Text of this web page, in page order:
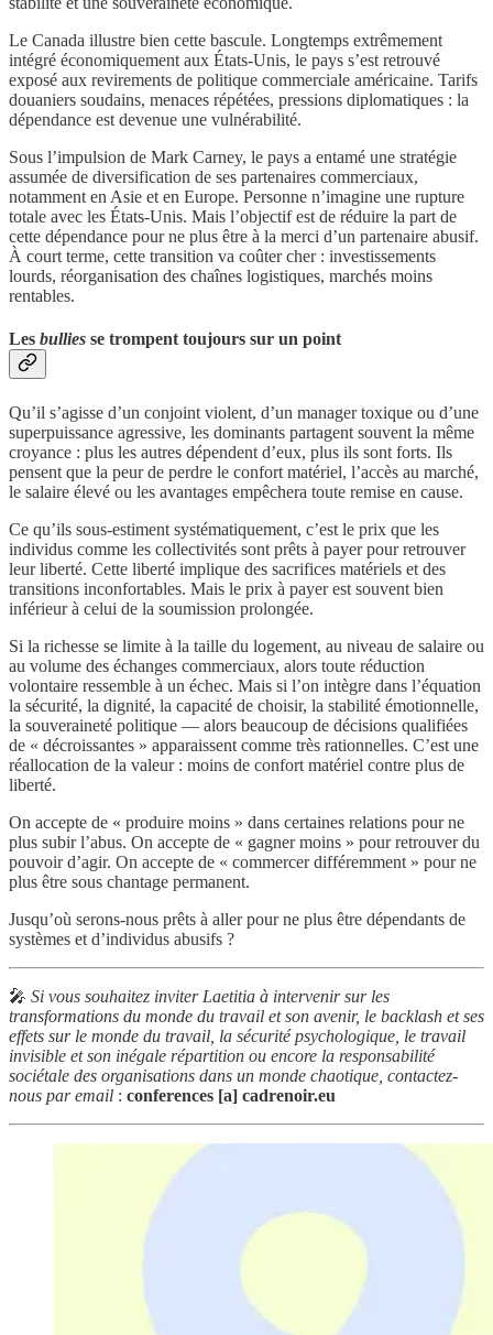
Le Canada illustre bien cette bascule. Longtemps extrêmement
intégré économiquement aux États-Unis, le pays s’est retrouvé
exposé aux revirements de politique commerciale américaine. Tarifs
douaniers soudains, menaces répétées, pressions diplomatiques : la
dépendance est devenue une vulnérabilité.
Sous l’impulsion de Mark Carney, le pays a entamé une stratégie
assumée de diversification de ses partenaires commerciaux,
notamment en Asie et en Europe. Personne n’imagine une rupture
totale avec les États-Unis. Mais l’objectif est de réduire la part de
cette dépendance pour ne plus être à la merci d’un partenaire abusif.
À court terme, cette transition va coûter cher : investissements
lourds, réorganisation des chaînes logistiques, marchés moins
rentables.
Les bullies se trompent toujours sur un point
Qu’il s’agisse d’un conjoint violent, d’un manager toxique ou d’une
superpuissance agressive, les dominants partagent souvent la même
croyance : plus les autres dépendent d’eux, plus ils sont forts. Ils
pensent que la peur de perdre le confort matériel, l’accès au marché,
le salaire élevé ou les avantages empêchera toute remise en cause.
Ce qu’ils sous-estiment systématiquement, c’est le prix que les
individus comme les collectivités sont prêts à payer pour retrouver
leur liberté. Cette liberté implique des sacrifices matériels et des
transitions inconfortables. Mais le prix à payer est souvent bien
inférieur à celui de la soumission prolongée.
Si la richesse se limite à la taille du logement, au niveau de salaire ou
au volume des échanges commerciaux, alors toute réduction
volontaire ressemble à un échec. Mais si l’on intègre dans l’équation
la sécurité, la dignité, la capacité de choisir, la stabilité émotionnelle,
la souveraineté politique — alors beaucoup de décisions qualifiées
de « décroissantes » apparaissent comme très rationnelles. C’est une
réallocation de la valeur : moins de confort matériel contre plus de
liberté.
On accepte de « produire moins » dans certaines relations pour ne
plus subir l’abus. On accepte de « gagner moins » pour retrouver du
pouvoir d’agir. On accepte de « commercer différemment » pour ne
plus être sous chantage permanent.
Jusqu’où serons-nous prêts à aller pour ne plus être dépendants de
systèmes et d’individus abusifs ?
🎤 Si vous souhaitez inviter Laetitia à intervenir sur les
transformations du monde du travail et son avenir, le backlash et ses
effets sur le monde du travail, la sécurité psychologique, le travail
invisible et son inégale répartition ou encore la responsabilité
sociétale des organisations dans un monde chaotique, contactez-
nous par email : conferences [a] cadrenoir.eu